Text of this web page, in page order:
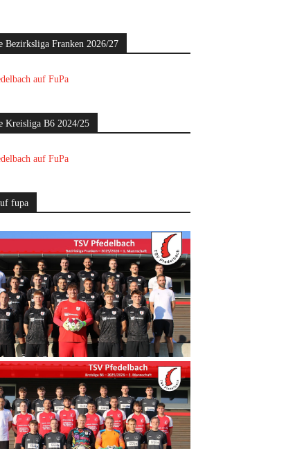
Bezirksliga Franken 2026/27
auf FuPa
Kreisliga B6 2024/25
auf FuPa
fupa